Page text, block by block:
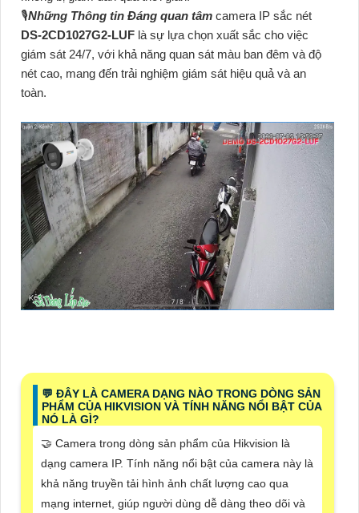
🎙Những Thông tin Đáng quan tâm camera IP sắc nét
DS-2CD1027G2-LUF là sự lựa chọn xuất sắc cho việc
giám sát 24/7, với khả năng quan sát màu ban đêm và độ
nét cao, mang đến trải nghiệm giám sát hiệu quả và an
toàn.
️💬 ĐÂY LÀ CAMERA DẠNG NÀO TRONG DÒNG SẢN
PHẨM CỦA HIKVISION VÀ TÍNH NĂNG NỔI BẬT CỦA
NÓ LÀ GÌ?
🤝 Camera trong dòng sản phẩm của Hikvision là
dạng camera IP. Tính năng nổi bật của camera này là
khả năng truyền tải hình ảnh chất lượng cao qua
mạng internet, giúp người dùng dễ dàng theo dõi và